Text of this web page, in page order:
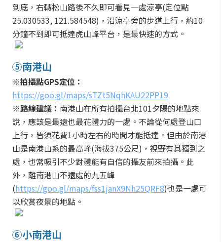
到底，右轉松山路後不久即可看見一處涼亭(定位點
25.030533, 121.584548)，沿涼亭旁的步道上行，約10
分鐘不到即可抵達虎山峰平台，是最快速的方式。
⑤南港山
※拍攝點GPS定位：
https://goo.gl/maps/sTZt5NqhKAU22PP19
※路線建議： 南港山在所有拍攝台北101夕陽的地點來
說，應該是最遠也最花體力的一處。不論從何處登山口
上行，皆須花費1小時左右的時間才能抵達。但由於南港
山是南港山系的最高峰(海拔375公尺)，視野有其獨到之
處，也常吸引不少對體能有自信的攝友前來拍攝。此
外，離南港山不遠處的九五峰
(https://goo.gl/maps/fss1janX9Nh25QRF8)也是一處可
以欣賞夜景的地點。
⑥小南港山